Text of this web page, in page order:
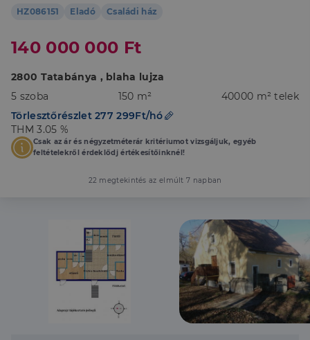
HZ086151 Eladó Családi ház
140 000 000 Ft
2800 Tatabánya , blaha lujza
5 szoba
150 m²
40000 m² telek
Törlesztőrészlet 277 299Ft/hó
THM 3.05 %
Csak az ár és négyzetméterár kritériumot vizsgáljuk, egyéb
feltételekről érdeklődj értékesítőinknél!
22 megtekintés az elmúlt 7 napban